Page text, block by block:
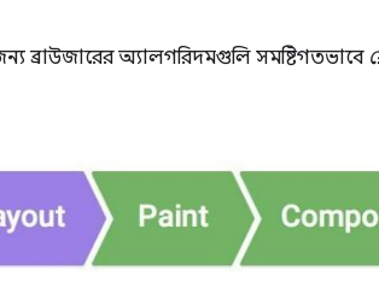
ব্রাউজারের অ্যালগরিদমগুলি সমষ্টিগতভাবে